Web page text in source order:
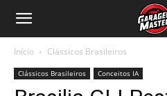
Garagem
Início Clássicos Brasileiros
Clássicos Brasileiros Conceitos IA